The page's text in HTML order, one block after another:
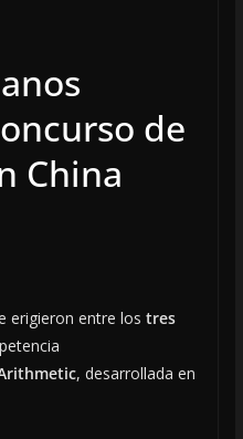
de
China
erigieron entre los tres
, desarrollada en